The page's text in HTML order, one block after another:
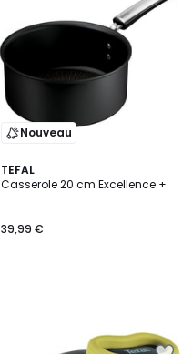
Nouveau
TEFAL
Casserole 20 cm Excellence +
39,99 €